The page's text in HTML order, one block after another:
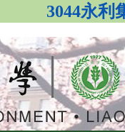
3044永利